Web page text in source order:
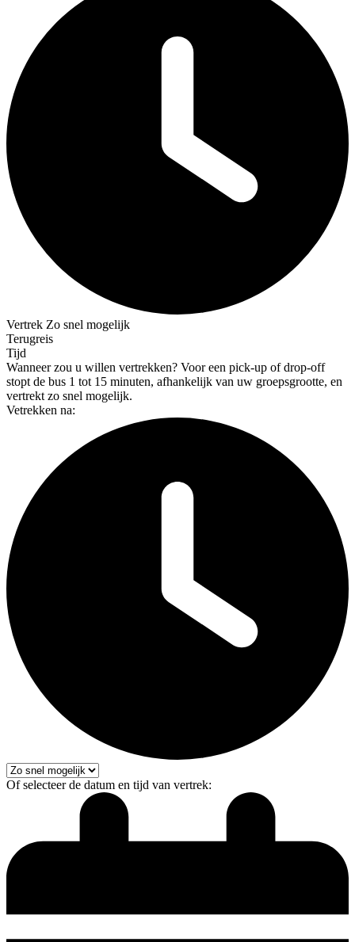
Vertrek Zo snel mogelijk
Terugreis
Tijd
Wanneer zou u willen vertrekken? Voor een pick-up of drop-off
stopt de bus 1 tot 15 minuten, afhankelijk van uw groepsgrootte, en
vertrekt zo snel mogelijk.
Vetrekken na:
Of selecteer de datum en tijd van vertrek: